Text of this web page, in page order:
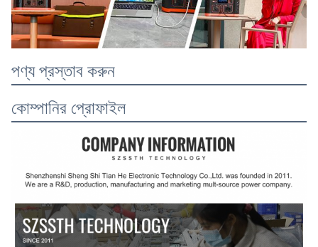
পণ্য প্রস্তাব করুন
কোম্পানির প্রোফাইল